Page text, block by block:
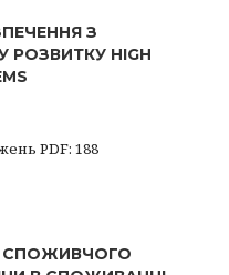
З
HIGH
PDF: 188
СПОЖИВЧОГО